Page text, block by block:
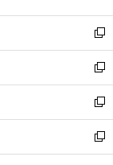
ウ
で
開
く
ン
ド
ウ
で
開
く
新
し
い
ウ
ィ
ン
ド
ウ
新
し
い
ウ
ィ
ン
新
し
い
ウ
新
し